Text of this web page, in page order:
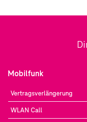
Mobilfunk
Vertragsverlängerung
WLAN Call